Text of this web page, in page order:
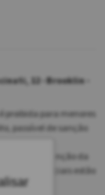
12 - Brooklin -
proibida para menores
passível de sanção
no site em função da
comerciais estão